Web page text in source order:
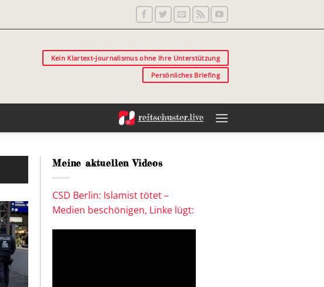
Kein Klartext-Journalismus ohne Ihre Unterstützung
Persönliches Briefing
Meine aktuellen Videos
CSD Berlin: Islamist tötet –
Medien beschönigen, Linke lügt: